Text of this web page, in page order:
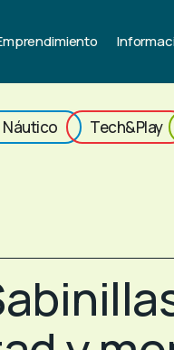
Náutico Tech&Play